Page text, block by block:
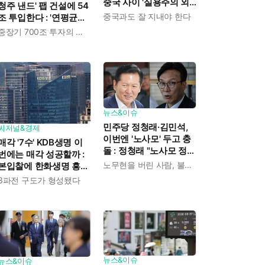
주 낸드' 팹 건설에 54
투입한다 : '연평균
성장' 메모리 수요중장기 700조 투자의 단계적 이행
중국 사이 '실용주의 외
교론' 강조한 인물이다
중국과도 잘 지내야 한다
저널&경제
각 '7수' KDB생명 이
에는 매각 성공할까 :
입찰에 한화생명 흥국
명 한국금융지주 최종
파전 구도가 형성됐다
뉴스&이슈
민주당 정청래·김민석,
이번엔 '노사모' 두고 충
돌 : 정청래 "노사모 정신
으로 승리" vs 김민석 측노무현을 버린 사람, 불편하겠지
스&이슈 뉴스&이슈